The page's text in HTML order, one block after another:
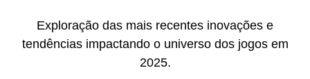
Exploração das mais recentes inovações e
tendências impactando o universo dos jogos em
2025.